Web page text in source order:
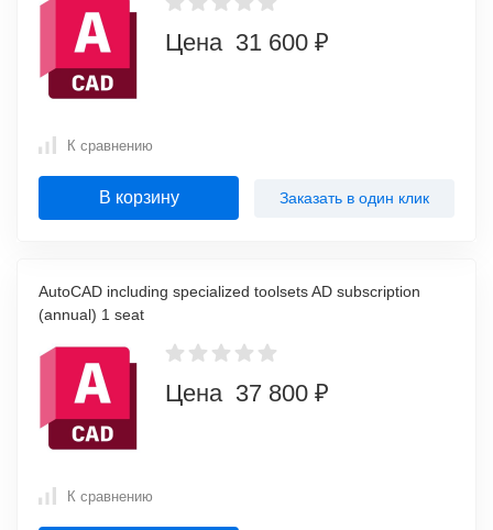
Цена 31 600 ₽
К сравнению
В корзину Заказать в один клик
AutoCAD including specialized toolsets AD subscription
(annual) 1 seat
Цена 37 800 ₽
К сравнению